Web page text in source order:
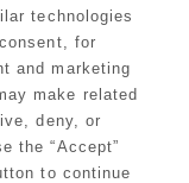
technologies
for
and marketing
make related
deny, or
the “Accept”
to continue